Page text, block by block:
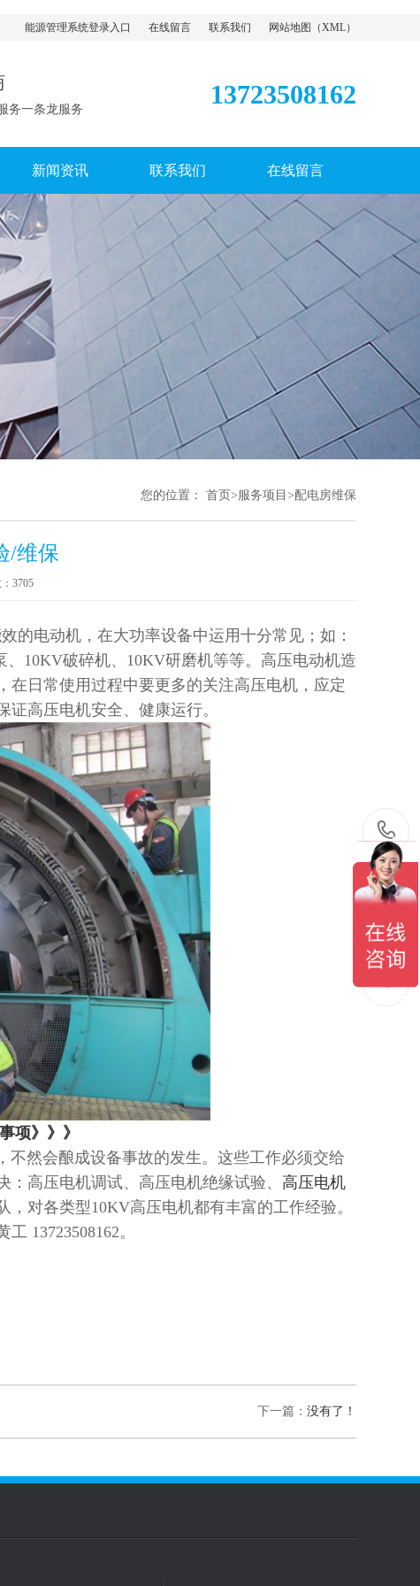
能源管理系统登录入口 在线留言 联系我们 网站地图 （XML）
务一条龙服务
13723508162
新闻资讯 联系我们 在线留言
您的位置： 首页 >服务项目 >配电房维保
/维保
3705
电动机，在大功率设备中运用十分常见；如：
10KV破碎机、10KV研磨机等等。高压电动机造
日常使用过程中要更多的关注高压电机，应定
高压电机安全、健康运行。
项》》》
然会酿成设备事故的发生。这些工作必须交给
高压电机调试、高压电机绝缘试验、 高压电机
对各类型10KV高压电机都有丰富的工作经验。
13723508162。
下一篇： 没有了！